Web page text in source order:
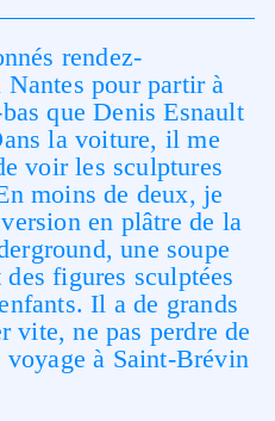
rendez-
pour partir à
que Denis Esnault
la voiture, il me
voir les sculptures
moins de deux, je
en plâtre de la
une soupe
figures sculptées
Il a de grands
ne pas perdre de
à Saint-Brévin